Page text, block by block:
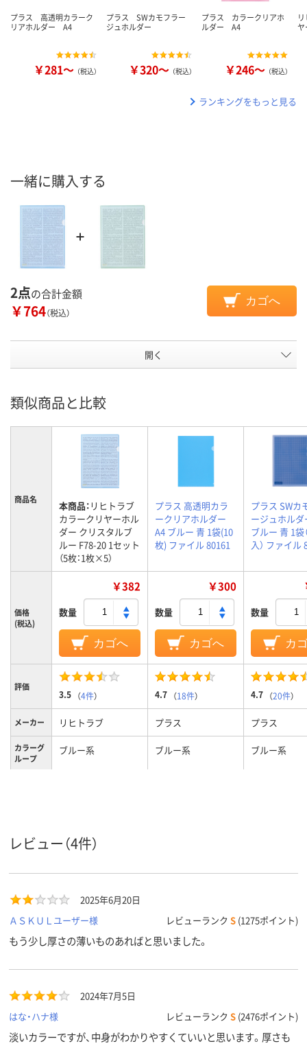
プラス 高透明カラーク
リアホルダー A4
￥281～ （税込）
プラス SWカモフラー
ジュホルダー
￥320～ （税込）
プラス カラークリアホ
ルダー A4
￥246～ （税込）
ヤ
ランキングをもっと見る
一緒に購入する
2点の合計金額
￥764（税込）
カゴへ
開く
類似商品と比較
商品名 本商品： リヒトラブ
カラークリヤーホル
ダー クリスタルブ
ルー F78-20 1セット
（5枚：1枚×5）
プラス 高透明カラ
ークリアホルダー
A4 ブルー 青 1袋(10
枚) ファイル 80161
プラス SWカ
ージュホルダ
ブルー 青 1袋
入） ファイル
価格
(税込)
￥382
数量
カゴへ
￥300
数量
カゴへ
数量
カ
評価
3.5 （4件） 4.7 （18件） 4.7 （20件）
メーカー リヒトラブ プラス プラス
カラーグ
ループ
ブルー系 ブルー系 ブルー系
向き タテ
とじ枚数 30枚
レビュー（4件）
2025年6月20日
ＡＳＫＵＬユーザー様
レビューランク S (1275ポイント)
もう少し厚さの薄いものあればと思いました。
2024年7月5日
はな・ハナ様
レビューランク S (2476ポイント)
淡いカラーですが、中身がわかりやすくていいと思います。厚さも